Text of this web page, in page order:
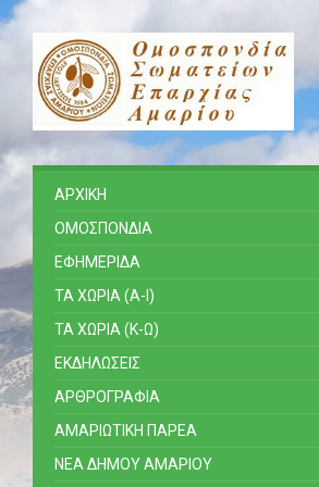
ΑΡΧΙΚΗ
ΟΜΟΣΠΟΝΔΙΑ
ΕΦΗΜΕΡΙΔΑ
ΤΑ ΧΩΡΙΑ (Α-Ι)
ΤΑ ΧΩΡΙΑ (Κ-Ω)
ΕΚΔΗΛΩΣΕΙΣ
ΑΡΘΡΟΓΡΑΦΙΑ
ΑΜΑΡΙΩΤΙΚΗ ΠΑΡΕΑ
ΝΕΑ ΔΗΜΟΥ ΑΜΑΡΙΟΥ